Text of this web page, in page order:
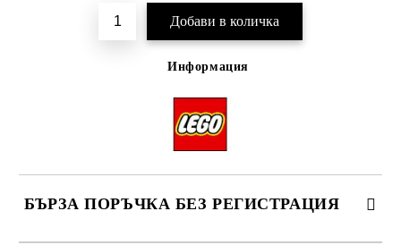
Информация
БЪРЗА ПОРЪЧКА БЕЗ РЕГИСТРАЦИЯ